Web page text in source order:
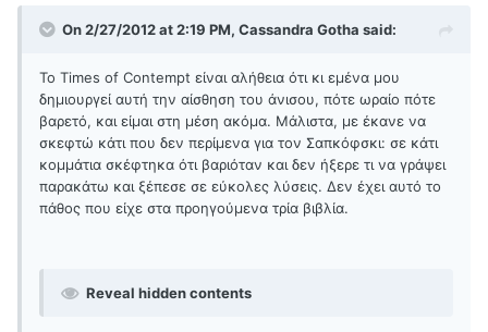
On 2/27/2012 at 2:19 PM, Cassandra Gotha said:
Το Times of Contempt είναι αλήθεια ότι κι εμένα μου
δημιουργεί αυτή την αίσθηση του άνισου, πότε ωραίο πότε
βαρετό, και είμαι στη μέση ακόμα. Μάλιστα, με έκανε να
σκεφτώ κάτι που δεν περίμενα για τον Σαπκόφσκι: σε κάτι
κομμάτια σκέφτηκα ότι βαριόταν και δεν ήξερε τι να γράψει
παρακάτω και ξέπεσε σε εύκολες λύσεις. Δεν έχει αυτό το
πάθος που είχε στα προηγούμενα τρία βιβλία.
Reveal hidden contents